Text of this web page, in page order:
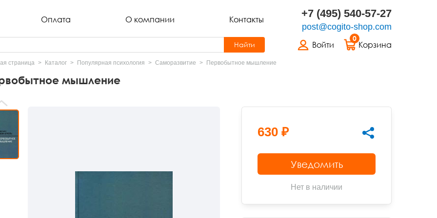
Оплата О компании Контакты +7 (495) 540-57-27
post@cogito-shop.com
Войти
0
Корзина
Найти
страница Каталог Популярная психология Саморазвитие Первобытное мышление
мышление
630 ₽
Уведомить
Нет в наличии